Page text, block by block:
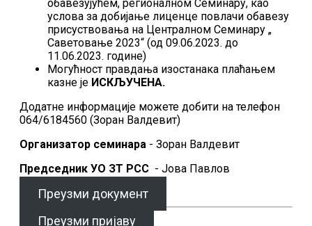
обавезујућем, регионалном Семинару, као
услова за добијање лиценце повлачи обавезу
присуствовања на Централном Семинару „
Саветовање 2023“ (од 09.06.2023. до
11.06.2023. године)
Могућност правдања изостанака плаћањем
казне је ИСКЉУЧЕНА.
Додатне информације можете добити на телефон
064/6184560 (Зоран Валдевит)
Организатор семинара - Зоран Валдевит
Председник УО ЗТ РСС - Јова Павлов
Преузми документ
Преузми пријаву